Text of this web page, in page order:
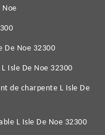
Noe
De Noe 32300
Isle De Noe 32300
de charpente L Isle De
L Isle De Noe 32300